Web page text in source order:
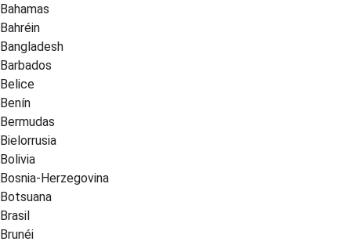
Bahamas
Bahréin
Bangladesh
Barbados
Belice
Benín
Bermudas
Bielorrusia
Bolivia
Bosnia-Herzegovina
Botsuana
Brasil
Brunéi